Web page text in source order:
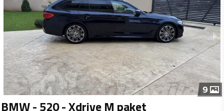
9
BMW - 520 - Xdrive M paket